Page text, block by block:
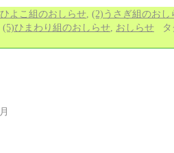
よこ組のおしらせ (2)うさぎ組のおし
(5)ひまわり組のおしらせ おしらせ タ